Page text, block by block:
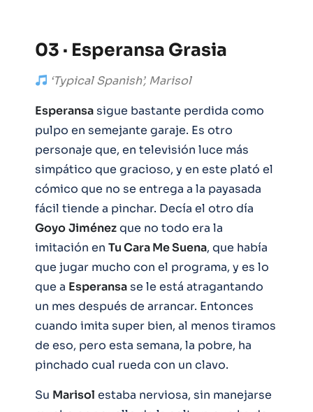
03 · Esperansa Grasia
‘Typical Spanish’, Marisol
Esperansasigue bastante perdida como
pulpo en semejante garaje. Es otro
personaje que, en televisión luce más
simpático que gracioso, y en este plató el
cómico que no se entrega a la payasada
fácil tiende a pinchar. Decía el otro día
GoyoJiménezque no todo era la
imitación en Tu Cara Me Suena, que había
que jugar mucho con el programa, y es lo
que a Esperansase le está atragantando
un mes después de arrancar. Entonces
cuando imita super bien, al menos tiramos
de eso, pero esta semana, la pobre, ha
pinchado cual rueda con un clavo.
Su Marisol estaba nerviosa, sin manejarse